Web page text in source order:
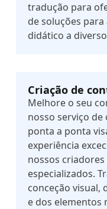
tradução para
de soluções
didático a
Criação de
Melhore o seu
nosso serviço
ponta a ponta
experiência
nossos
especializados.
conceção visual,
e dos elementos